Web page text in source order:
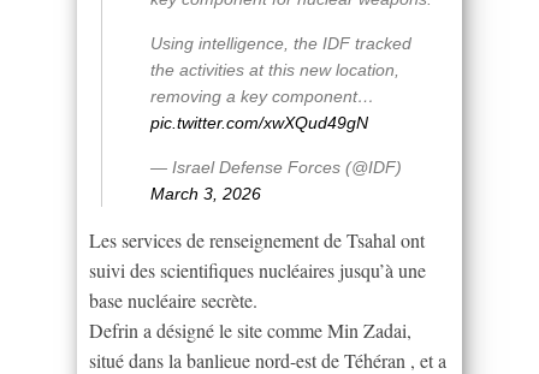
Using intelligence, the IDF tracked
the activities at this new location,
removing a key component…
pic.twitter.com/xwXQud49gN
— Israel Defense Forces (@IDF)
March 3, 2026
Les services de renseignement de Tsahal ont
suivi des scientifiques nucléaires jusqu’à une
base nucléaire secrète.
Defrin a désigné le site comme Min Zadai,
situé dans la banlieue nord-est de Téhéran , et a